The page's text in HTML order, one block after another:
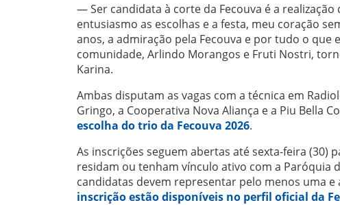
— Ser candidata à corte da Fecouva é a
entusiasmo as escolhas e a festa, meu coração
anos, a admiração pela Fecouva e por tudo o
comunidade, Arlindo Morangos e Fruti Nostri,
Karina.
Ambas disputam as vagas com a técnica em
Gringo, a Cooperativa Nova Aliança e a Piu Bella
escolha do trio da Fecouva 2026.
As inscrições seguem abertas até sexta-feira (30)
residam ou tenham vínculo ativo com a Paróquia
candidatas devem representar pelo menos uma
inscrição estão disponíveis no perfil oficial da